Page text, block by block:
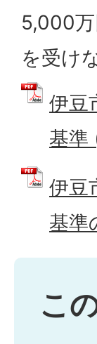
5,000
を受け
伊豆
基準
伊豆
基準
こ